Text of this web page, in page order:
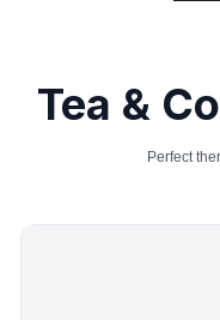
Tea &
Perfect